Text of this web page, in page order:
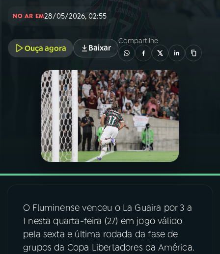
02A RÁDIO
03PROGRAMAÇÃO
PROGRAMAS
PODCASTS
VIDEOCASTS
07ÚLTIMAS
08FESTIVAL DE MÚSICA
ACOMPANHE A RÁDIO NACIONAL
NO AR EM28/05/2026, 02:55
Ouça agora Baixar
Compartilhe
O Fluminense venceu o La Guaira por 3 a
1 nesta quarta-feira (27) em jogo válido
pela sexta e última rodada da fase de
grupos da Copa Libertadores da América.